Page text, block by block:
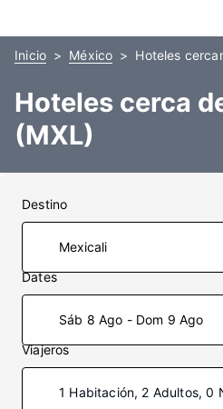
Inicio México Hoteles
Hoteles cerca
(MXL)
Destino
Dates
Sáb 8 Ago - Dom 9 Ago
Viajeros
1 Habitación, 2 Adultos, 0